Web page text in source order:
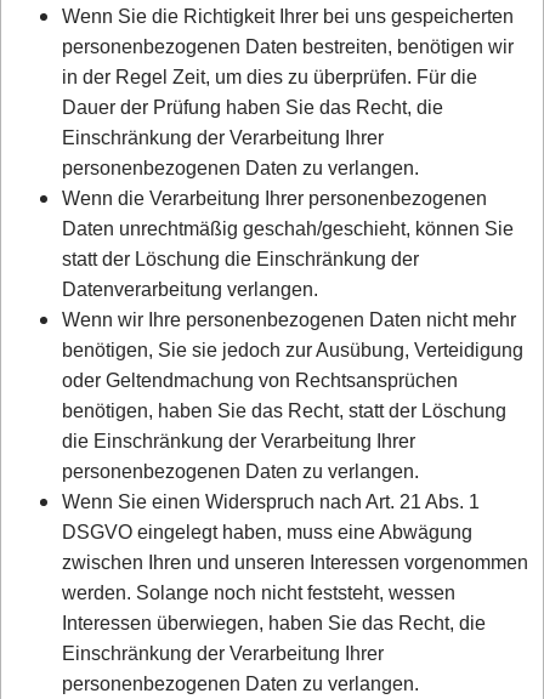
Wenn Sie die Richtigkeit Ihrer bei uns gespeicherten
personenbezogenen Daten bestreiten, benötigen wir
in der Regel Zeit, um dies zu überprüfen. Für die
Dauer der Prüfung haben Sie das Recht, die
Einschränkung der Verarbeitung Ihrer
personenbezogenen Daten zu verlangen.
Wenn die Verarbeitung Ihrer personenbezogenen
Daten unrechtmäßig geschah/geschieht, können Sie
statt der Löschung die Einschränkung der
Datenverarbeitung verlangen.
Wenn wir Ihre personenbezogenen Daten nicht mehr
benötigen, Sie sie jedoch zur Ausübung, Verteidigung
oder Geltendmachung von Rechtsansprüchen
benötigen, haben Sie das Recht, statt der Löschung
die Einschränkung der Verarbeitung Ihrer
personenbezogenen Daten zu verlangen.
Wenn Sie einen Widerspruch nach Art. 21 Abs. 1
DSGVO eingelegt haben, muss eine Abwägung
zwischen Ihren und unseren Interessen vorgenommen
werden. Solange noch nicht feststeht, wessen
Interessen überwiegen, haben Sie das Recht, die
Einschränkung der Verarbeitung Ihrer
personenbezogenen Daten zu verlangen.